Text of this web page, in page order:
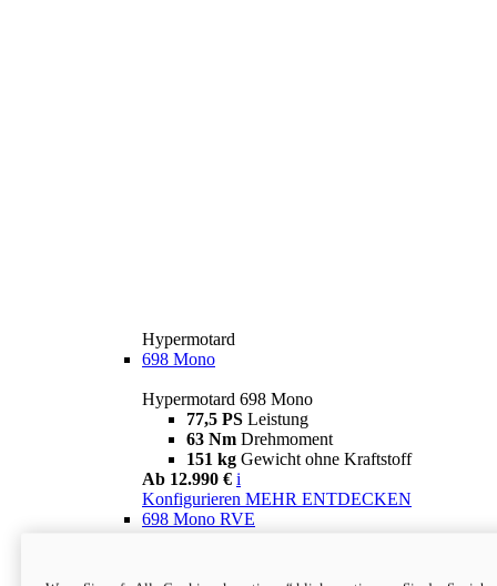
Hypermotard
698 Mono
Hypermotard 698 Mono
77,5 PS Leistung
63 Nm Drehmoment
151 kg Gewicht ohne Kraftstoff
Ab 12.990 € i
Konfigurieren MEHR ENTDECKEN
698 Mono RVE
77,5 PS
Leistung